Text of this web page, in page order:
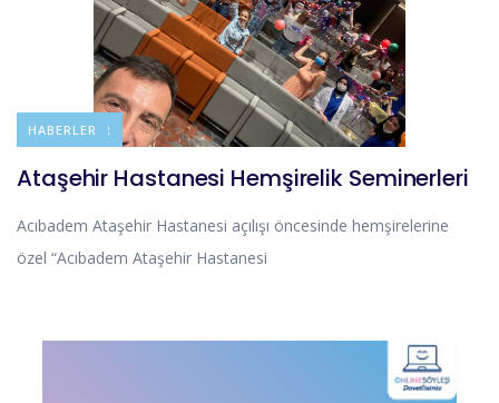
DUYURULAR
HABERLER
Ataşehir Hastanesi Hemşirelik Seminerleri
Acıbadem Ataşehir Hastanesi açılışı öncesinde hemşirelerine
özel “Acıbadem Ataşehir Hastanesi